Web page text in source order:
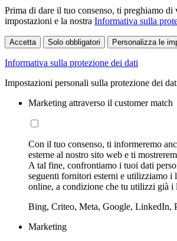
Prima di dare il tuo consenso, ti preghiamo di
impostazioni e la nostra Informativa sulla
Accetta Solo obbligatori Personalizza le
Informativa sulla protezione dei dati
Impostazioni personali sulla protezione dei
Marketing attraverso il customer match
Con il tuo consenso, ti informeremo
esterne al nostro sito web e ti
A tal fine, confrontiamo i tuoi dati
seguenti fornitori esterni e utilizziamo i
online, a condizione che tu utilizzi già i
Bing, Criteo, Meta, Google, LinkedIn,
Marketing